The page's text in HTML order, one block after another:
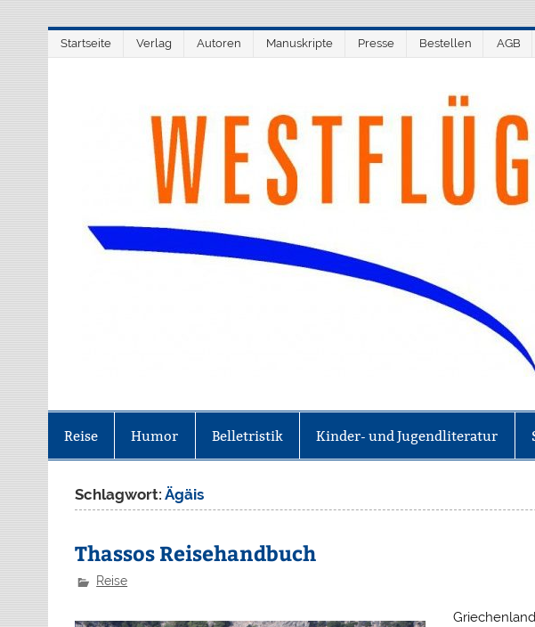
springen
Startseite Verlag Autoren Manuskripte Presse Bestellen AGB
Reise Humor Belletristik Kinder- und Jugendliteratur
Schlagwort:Ägäis
Thassos Reisehandbuch
Reise